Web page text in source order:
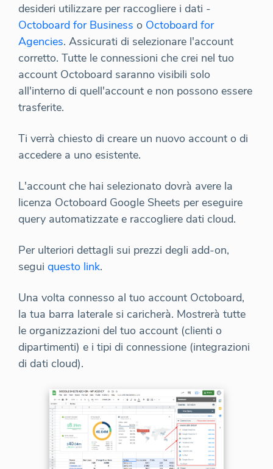
desideri utilizzare per raccogliere i dati -
Octoboard for Business o Octoboard for
Agencies. Assicurati di selezionare l'account
corretto. Tutte le connessioni che crei nel tuo
account Octoboard saranno visibili solo
all'interno di quell'account e non possono essere
trasferite.
Ti verrà chiesto di creare un nuovo account o di
accedere a uno esistente.
L'account che hai selezionato dovrà avere la
licenza Octoboard Google Sheets per eseguire
query automatizzate e raccogliere dati cloud.
Per ulteriori dettagli sui prezzi degli add-on,
segui questo link.
Una volta connesso al tuo account Octoboard,
la tua barra laterale si caricherà. Mostrerà tutte
le organizzazioni del tuo account (clienti o
dipartimenti) e i tipi di connessione (integrazioni
di dati cloud).